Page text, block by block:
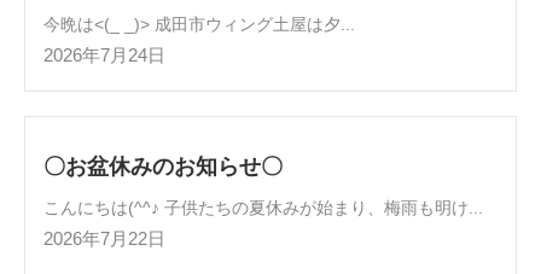
今晩は<(_ _)> 成田市ウィング土屋は夕...
2026年7月24日
〇お盆休みのお知らせ〇
こんにちは(^^♪ 子供たちの夏休みが始まり、梅雨も明け...
2026年7月22日